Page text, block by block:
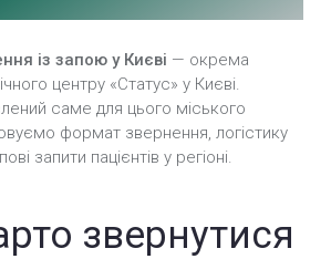
із запою у Києві — окрема
центру «Статус» у Києві.
саме для цього міського
формат звернення, логістику
запити пацієнтів у регіоні.
звернутися